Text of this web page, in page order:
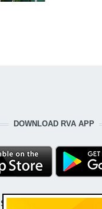
DOWNLOAD RVA APP
STAY CONNECTED WITH US!